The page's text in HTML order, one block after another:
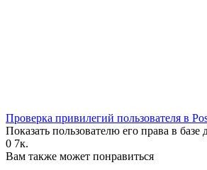
Проверка привилегий пользователя в
Показать пользователю его права в
0 7к.
Вам также может понравиться